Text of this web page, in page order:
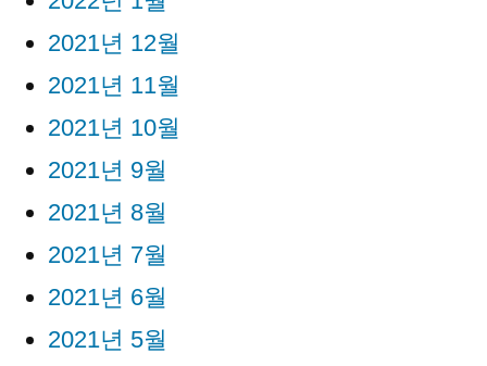
2021년 12월
2021년 11월
2021년 10월
2021년 9월
2021년 8월
2021년 7월
2021년 6월
2021년 5월